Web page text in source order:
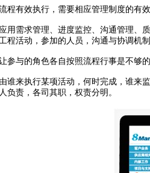
有效执行，需要相应管理制度的有效
需求管理、进度监控、沟通管理、质
程活动，参加的人员，沟通与协调机
与的角色各自按照流程行事是不够的
来执行某项活动，何时完成，谁来
负责，各司其职，权责分明。